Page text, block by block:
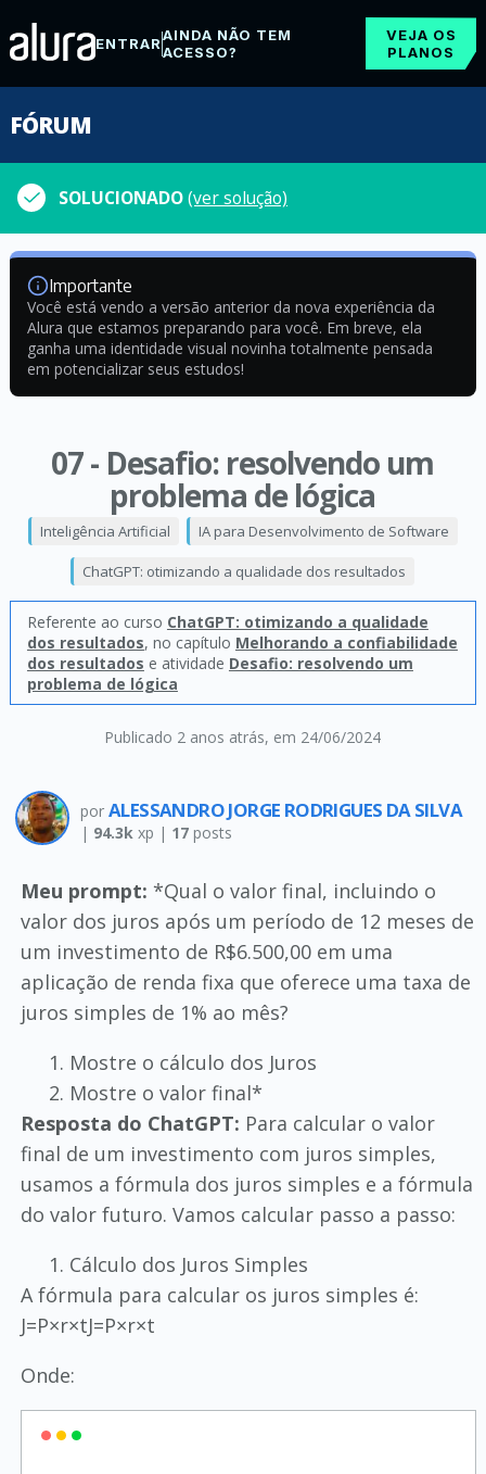
ENTRARAINDA NÃO TEM
ACESSO?
VEJA OS
PLANOS
FÓRUM
SOLUCIONADO(ver solução)
Importante
Você está vendo a versão anterior da nova experiência da
Alura que estamos preparando para você. Em breve, ela
ganha uma identidade visual novinha totalmente pensada
em potencializar seus estudos!
07 - Desafio: resolvendo um
problema de lógica
Publicado 2 anos atrás, em 24/06/2024
Inteligência Artificial IA para Desenvolvimento de Software
ChatGPT: otimizando a qualidade dos resultados
Referente ao curso ChatGPT: otimizando a qualidade
dos resultados, no capítulo Melhorando a confiabilidade
dos resultados e atividade Desafio: resolvendo um
problema de lógica
por ALESSANDRO JORGE RODRIGUES DA SILVA
| 94.3kxp | 17posts
Meu prompt: *Qual o valor final, incluindo o
valor dos juros após um período de 12 meses de
um investimento de R$6.500,00 em uma
aplicação de renda fixa que oferece uma taxa de
juros simples de 1% ao mês?
Mostre o cálculo dos Juros
Mostre o valor final*
Resposta do ChatGPT: Para calcular o valor
final de um investimento com juros simples,
usamos a fórmula dos juros simples e a fórmula
do valor futuro. Vamos calcular passo a passo:
Cálculo dos Juros Simples
A fórmula para calcular os juros simples é:
J=P×r×tJ=P×r×t
Onde: